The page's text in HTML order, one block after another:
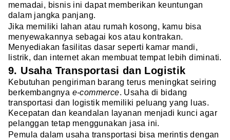
memadai, bisnis ini dapat memberikan keuntungan
dalam jangka panjang.
Jika memiliki lahan atau rumah kosong, kamu bisa
menyewakannya sebagai kos atau kontrakan.
Menyediakan fasilitas dasar seperti kamar mandi,
listrik, dan internet akan membuat tempat lebih diminati.
9. Usaha Transportasi dan Logistik
Kebutuhan pengiriman barang terus meningkat seiring
berkembangnya e-commerce. Usaha di bidang
transportasi dan logistik memiliki peluang yang luas.
Kecepatan dan keandalan layanan menjadi kunci agar
pelanggan tetap menggunakan jasa ini.
Pemula dalam usaha transportasi bisa merintis dengan